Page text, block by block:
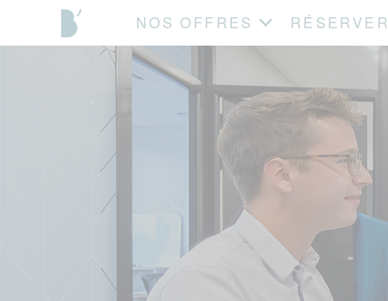
NOS OFFRES RÉSERVER